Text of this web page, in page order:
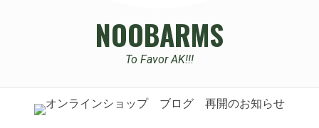
NOOBARMS
To Favor AK!!!